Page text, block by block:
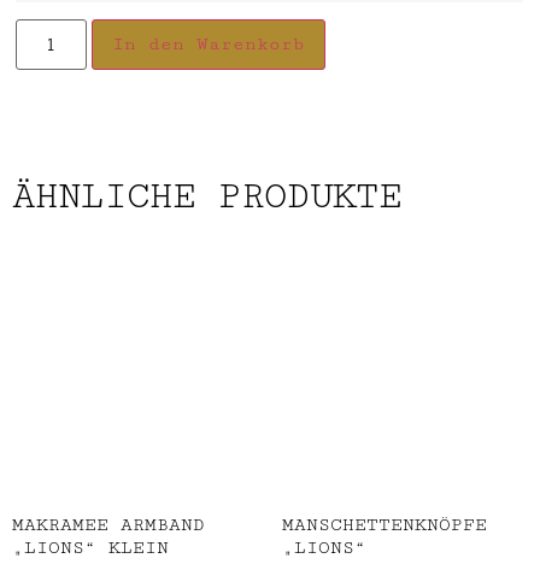
In den Warenkorb
ÄHNLICHE PRODUKTE
MAKRAMEE ARMBAND
„LIONS“ KLEIN
MANSCHETTENKNÖPFE
„LIONS“